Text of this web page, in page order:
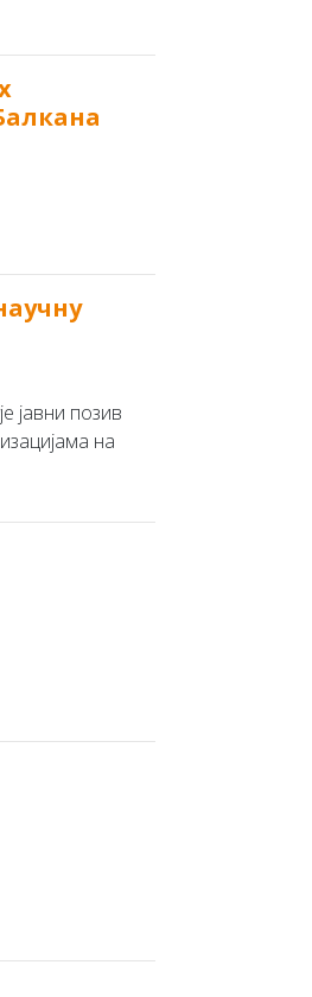
јавни позив
на